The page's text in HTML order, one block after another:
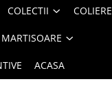
COLECTII COLIERE
MARTISOARE
ACASA